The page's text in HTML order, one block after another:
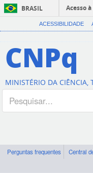
BRASIL
Acesso
ACESSIBILIDADE
CNPq
MINISTÉRIO DA CIÊNCIA,
Perguntas frequentes Central